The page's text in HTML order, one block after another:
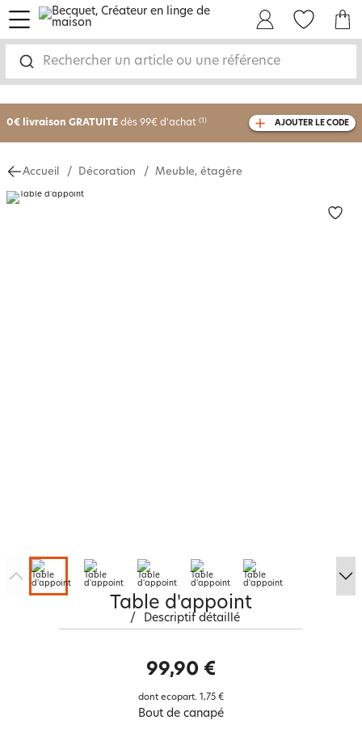
Rechercher un article ou une référence
menu
-25% sur votre commandedès 2 articles
0€ livraison GRATUITE dès 99€ d'achat (1) AJOUTER LE CODE
Accueil Décoration Meuble, étagère
Table d'appoint
/ Descriptif détaillé
99,90 €
dont ecopart. 1,75 €
Bout de canapé